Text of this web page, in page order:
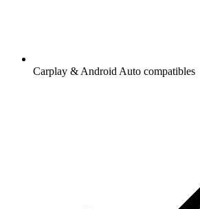
Carplay & Android Auto compatibles